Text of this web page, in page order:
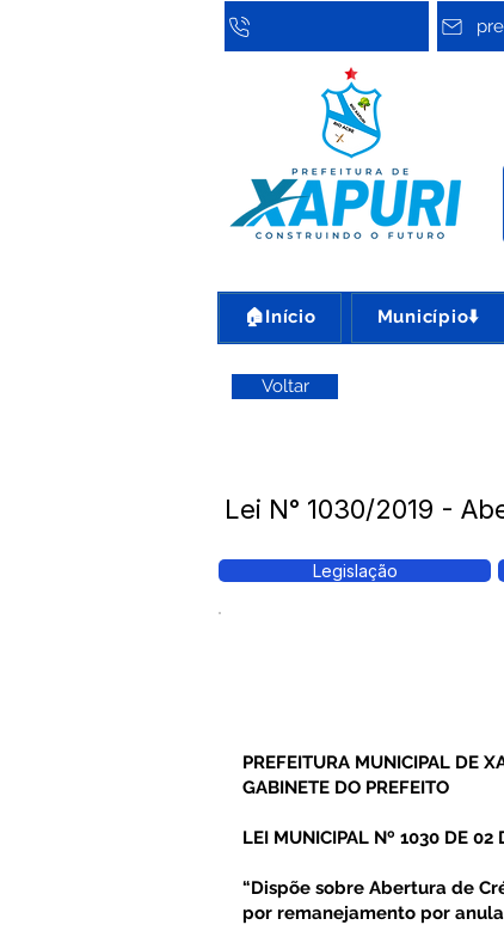
🏠Início Município⬇️
Voltar
Lei N° 1030/2019 -
Legislação
PREFEITURA MUNICIPAL DE
GABINETE DO PREFEITO
LEI MUNICIPAL Nº 1030 DE 02
“Dispõe sobre Abertura de
por remanejamento por